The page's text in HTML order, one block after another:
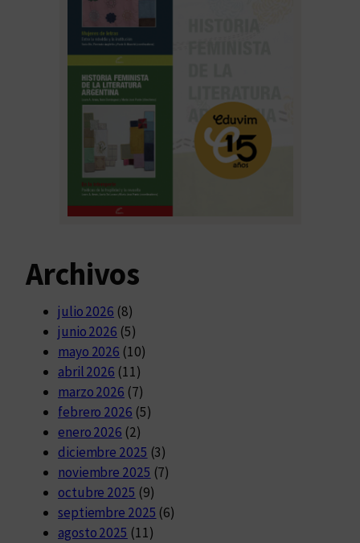
Archivos
julio 2026 (8)
junio 2026 (5)
mayo 2026 (10)
abril 2026 (11)
marzo 2026 (7)
febrero 2026 (5)
enero 2026 (2)
diciembre 2025 (3)
noviembre 2025 (7)
octubre 2025 (9)
septiembre 2025 (6)
agosto 2025 (11)